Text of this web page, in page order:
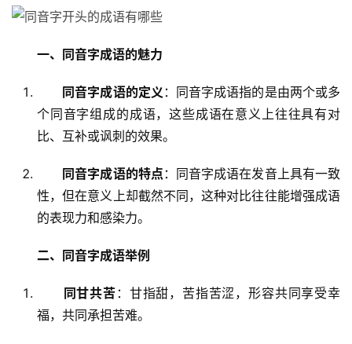
一、同音字成语的魅力
同音字成语的定义 ：同音字成语指的是由两个或多
个同音字组成的成语，这些成语在意义上往往具有对
比、互补或讽刺的效果。
同音字成语的特点 ：同音字成语在发音上具有一致
性，但在意义上却截然不同，这种对比往往能增强成语
的表现力和感染力。
二、同音字成语举例
同甘共苦 ：甘指甜，苦指苦涩，形容共同享受幸
福，共同承担苦难。